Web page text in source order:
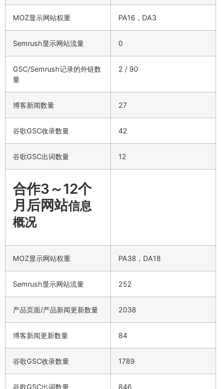
MOZ显示网站权重 PA16，DA3
Semrush显示网站流量 0
GSC/Semrush记录的外链数
量
2 / 90
博客新闻数量 27
谷歌GSC收录数量 42
谷歌GSC出词数量 12
合作3～12个
月后网站信息
概况
MOZ显示网站权重 PA38，DA18
Semrush显示网站流量 252
产品页面/产品新闻更新数量 2038
博客新闻更新数量 84
谷歌GSC收录数量 1789
谷歌GSC出词数量 846